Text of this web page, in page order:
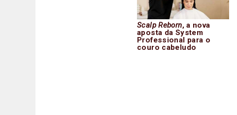
Scalp Reborn, a nova
aposta da System
Professional para o
couro cabeludo